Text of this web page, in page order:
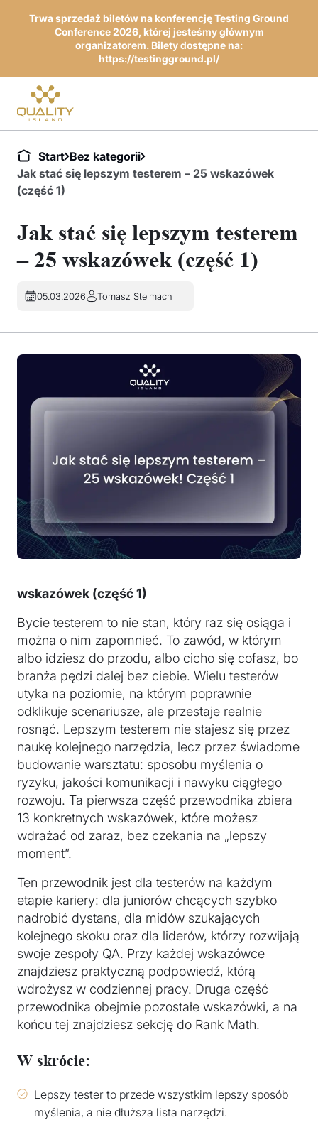
Trwa sprzedaż biletów na konferencję Testing Ground
Conference 2026, której jesteśmy głównym
organizatorem. Bilety dostępne na:
https://testingground.pl/
Start Bez kategorii
Jak stać się lepszym testerem – 25 wskazówek
(część 1)
Jak stać się lepszym testerem
– 25 wskazówek (część 1)
05.03.2026 Tomasz Stelmach
wskazówek (część 1)
Bycie testerem to nie stan, który raz się osiąga i
można o nim zapomnieć. To zawód, w którym
albo idziesz do przodu, albo cicho się cofasz, bo
branża pędzi dalej bez ciebie. Wielu testerów
utyka na poziomie, na którym poprawnie
odklikuje scenariusze, ale przestaje realnie
rosnąć. Lepszym testerem nie stajesz się przez
naukę kolejnego narzędzia, lecz przez świadome
budowanie warsztatu: sposobu myślenia o
ryzyku, jakości komunikacji i nawyku ciągłego
rozwoju. Ta pierwsza część przewodnika zbiera
13 konkretnych wskazówek, które możesz
wdrażać od zaraz, bez czekania na „lepszy
moment”.
Ten przewodnik jest dla testerów na każdym
etapie kariery: dla juniorów chcących szybko
nadrobić dystans, dla midów szukających
kolejnego skoku oraz dla liderów, którzy rozwijają
swoje zespoły QA. Przy każdej wskazówce
znajdziesz praktyczną podpowiedź, którą
wdrożysz w codziennej pracy. Druga część
przewodnika obejmie pozostałe wskazówki, a na
końcu tej znajdziesz sekcję do Rank Math.
W skrócie:
Lepszy tester to przede wszystkim lepszy sposób
myślenia, a nie dłuższa lista narzędzi.